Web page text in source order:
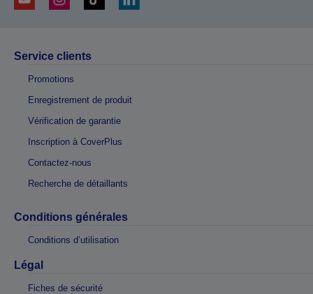
Service clients
Promotions
Enregistrement de produit
Vérification de garantie
Inscription à CoverPlus
Contactez-nous
Recherche de détaillants
Conditions générales
Conditions d’utilisation
Légal
Fiches de sécurité